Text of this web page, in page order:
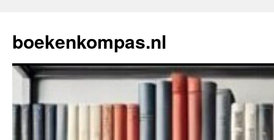
de
inhoud
boekenkompas.nl